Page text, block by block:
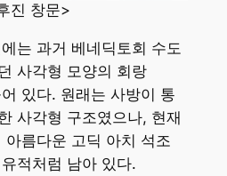
진 창문>
는 과거 베네딕토회 수도
사각형 모양의 회랑
있다. 원래는 사방이 통
사각형 구조였으나, 현재
름다운 고딕 아치 석조
적처럼 남아 있다.